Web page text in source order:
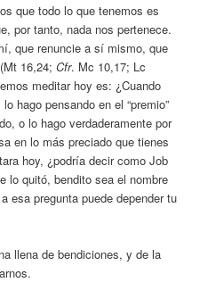
que todo lo que tenemos es
por tanto, nada nos pertenece.
que renuncie a sí mismo, que
16,24;Cfr. Mc 10,17; Lc
meditar hoy es: ¿Cuando
hago pensando en el “premio”
o lo hago verdaderamente por
en lo más preciado que tienes
hoy, ¿podría decir como Job
lo quitó, bendito sea el nombre
esa pregunta puede depender tu
llena de bendiciones, y de la